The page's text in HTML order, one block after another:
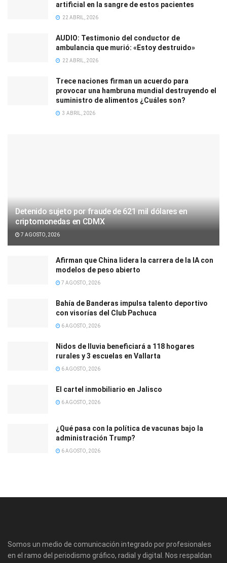
artificial en la sangre de estos pacientes
22 ABRIL, 2026
AUDIO: Testimonio del conductor de
ambulancia que murió: «Estoy destruido»
22 ABRIL, 2026
Trece naciones firman un acuerdo para
provocar una hambruna mundial destruyendo el
suministro de alimentos ¿Cuáles son?
3 ABRIL, 2026
Detenido sujeto por fraude de 621 mil dólares en
criptomonedas en CDMX
7 AGOSTO, 2026
Afirman que China lidera la carrera de la IA con
modelos de peso abierto
7 AGOSTO, 2026
Bahía de Banderas impulsa talento deportivo
con visorías del Club Pachuca
6 AGOSTO, 2026
Nidos de lluvia beneficiará a 118 hogares
rurales y 3 escuelas en Vallarta
6 AGOSTO, 2026
El cartel inmobiliario en Jalisco
6 AGOSTO, 2026
¿Qué pasa con la política de vacunas bajo la
administración Trump?
6 AGOSTO, 2026
Somos un medio de comunicación integrado por profesionales
en el ramo del periodismo gráfico, radial y digital. Nos respaldan